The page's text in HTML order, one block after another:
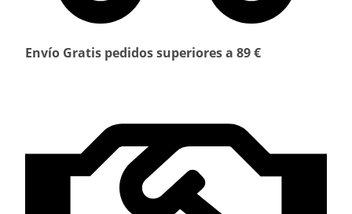
Envío Gratis pedidos superiores a 89 €